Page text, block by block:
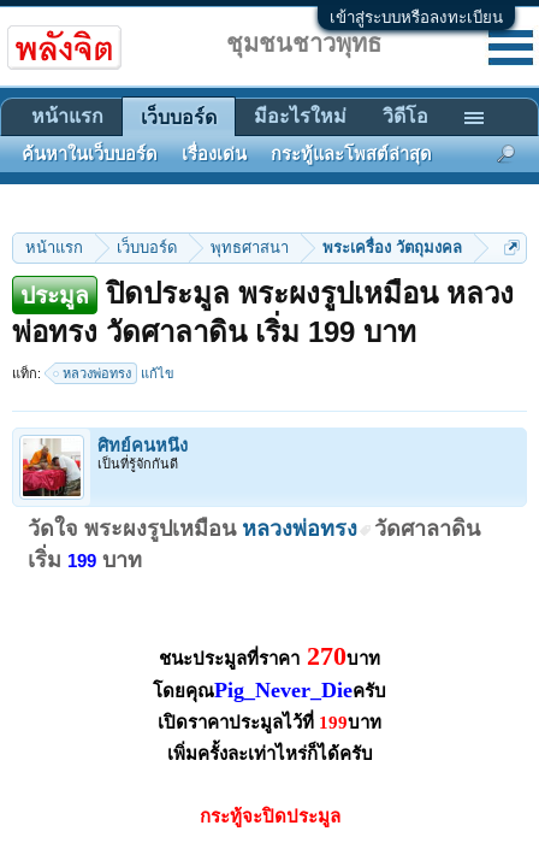
เข้าสู่ระบบหรือลงทะเบียน
หน้าแรก เว็บบอร์ด พุทธศาสนา พระเครื่อง วัตถุมงคล
ประมูล
ปิดประมูล พระผงรูปเหมือน หลวง
พ่อทรง วัดศาลาดิน เริ่ม 199 บาท
แท็ก: หลวงพ่อทรง แก้ไข
ศิทย์คนหนึ่ง
เป็นที่รู้จักกันดี
วัดใจ พระผงรูปเหมือน หลวงพ่อทรง
วัดศาลาดิน
เริ่ม 199 บาท
ชนะประมูลที่ราคา 270บาท
โดยคุณPig_Never_Dieครับ
เปิดราคาประมูลไว้ที่ 199บาท
เพิ่มครั้งละเท่าไหร่ก็ได้ครับ
กระทู้จะปิดประมูล
ชุมชนชาวพุทธ
หน้าแรก เว็บบอร์ด
ค้นหาในเว็บบอร์ด เรื่องเด่น กระทู้และโพสต์ล่าสุด
มีอะไรใหม่ วิดีโอ